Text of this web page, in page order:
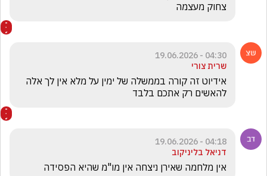
צחוק מעצמה
04:30 - 19.06.2026
שרית צורי
להאשים רק אתכם בלבד
04:18 - 19.06.2026
דניאל בליניקוב
אין מלחמה שאירן ניצחה אין מו"מ שהיא הפסידה